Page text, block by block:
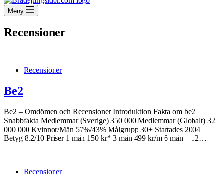
Meny
Recensioner
Recensioner
Be2
Be2 – Omdömen och Recensioner Introduktion Fakta om be2
Snabbfakta Medlemmar (Sverige) 350 000 Medlemmar (Globalt) 32
000 000 Kvinnor/Män 57%/43% Målgrupp 30+ Startades 2004
Betyg 8.2/10 Priser 1 mån 150 kr* 3 mån 499 kr/m 6 mån – 12…
Recensioner